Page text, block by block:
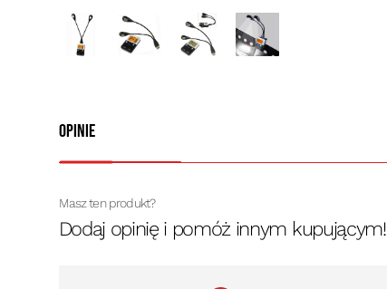
Opinie
Masz ten produkt?
Dodaj opinię i pomóż innym kupującym!